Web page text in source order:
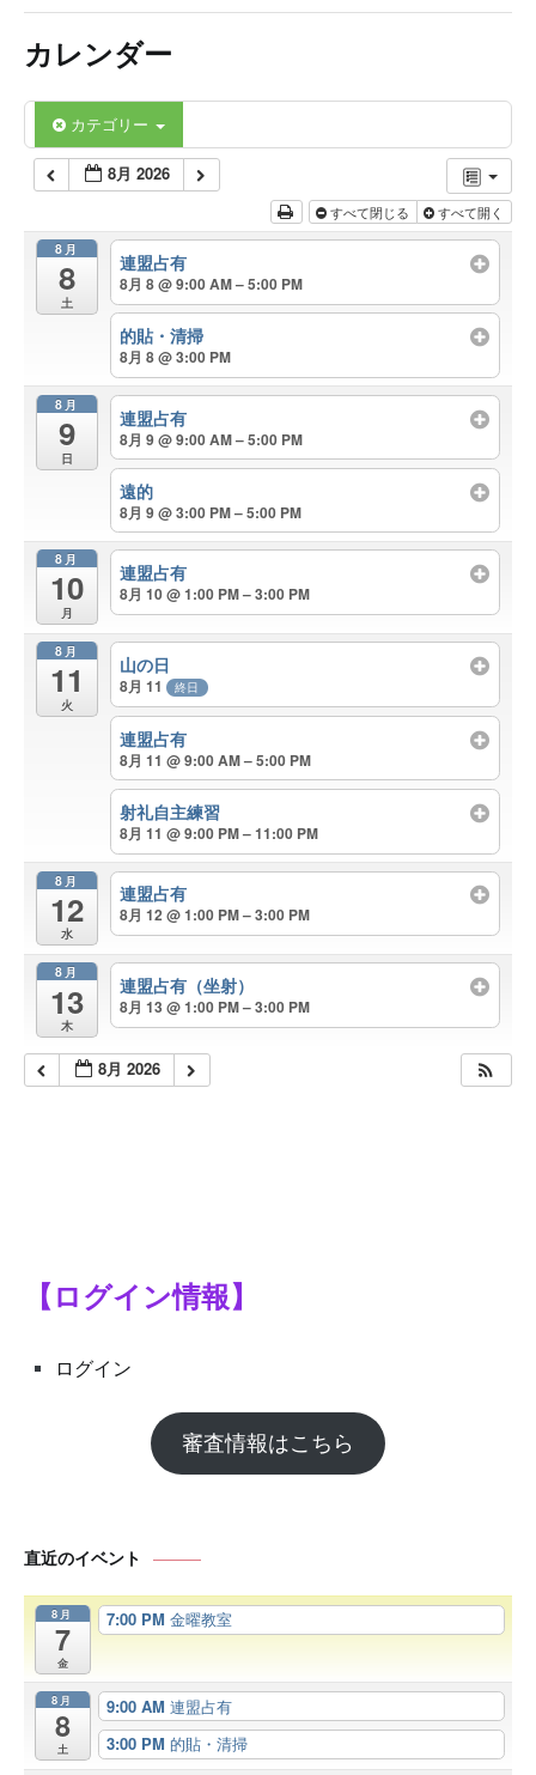
カレンダー
カテゴリー
8月 2026
すべて閉じる すべて開く
8月
8
土
連盟占有
8月 8 @ 9:00 AM – 5:00 PM
的貼・清掃
8月 8 @ 3:00 PM
8月
9
日
連盟占有
8月 9 @ 9:00 AM – 5:00 PM
遠的
8月 9 @ 3:00 PM – 5:00 PM
8月
10
月
連盟占有
8月 10 @ 1:00 PM – 3:00 PM
8月
11
火
山の日
8月 11 終日
連盟占有
8月 11 @ 9:00 AM – 5:00 PM
射礼自主練習
8月 11 @ 9:00 PM – 11:00 PM
8月
12
水
連盟占有
8月 12 @ 1:00 PM – 3:00 PM
8月
13
木
連盟占有（坐射）
8月 13 @ 1:00 PM – 3:00 PM
8月 2026
【ログイン情報】
ログイン
審査情報はこちら
直近のイベント
8月
7
金
7:00 PM 金曜教室
8月
8
土
9:00 AM 連盟占有
3:00 PM 的貼・清掃